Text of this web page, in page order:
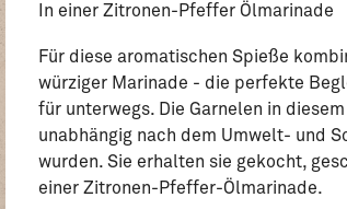
In einer Zitronen-Pfeffer Ölmarinade
Für diese aromatischen Spieße
würziger Marinade - die perfekte
für unterwegs. Die Garnelen in
unabhängig nach dem Umwelt- und
wurden. Sie erhalten sie gekocht,
einer Zitronen-Pfeffer-Ölmarinade.